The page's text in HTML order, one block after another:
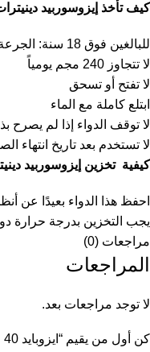
كيف تأخذ إيزوسوربيد
للبالغين فوق 18 سنة: الجرعة المعتادة هي قرص واحد مرتين يومياً.
لا تتجاوز 240 مجم يومياً
لا تفتح أو تسحق
ابتلع كاملة مع الماء
لا توقف الدواء إذا لم يصرح
لا تستخدم بعد تاريخ انتهاء
كيفية تخزين إيزوسوربيد
احفظ هذا الدواء بعيدًا عن
يجب التخزين بدرجة حرارة دون 25 درجة
مراجعات (0)
المراجعات
لا توجد مراجعات بعد.
كن أول من يقيم “ايزوبايد 40 مجم 20 كبسولة”